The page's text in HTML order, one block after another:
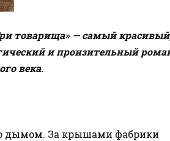
товарища» — cамый
и пронзительный
века.
дымом. За крышами фабрики